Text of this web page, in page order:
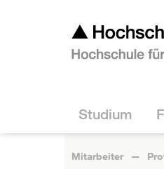
Studium
Mitarbeiter